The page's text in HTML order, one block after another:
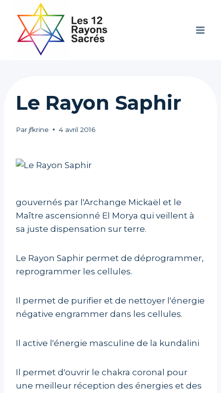
contenu
Le Rayon Saphir
Par jfkrine 4 avril 2016
gouvernés par l'Archange Mickaël et le
Maître ascensionné El Morya qui veillent à
sa juste dispensation sur terre.
Le Rayon Saphir permet de déprogrammer,
reprogrammer les cellules.
Il permet de purifier et de nettoyer l'énergie
négative engrammer dans les cellules.
Il active l'énergie masculine de la kundalini
Il permet d'ouvrir le chakra coronal pour
une meilleur réception des énergies et des